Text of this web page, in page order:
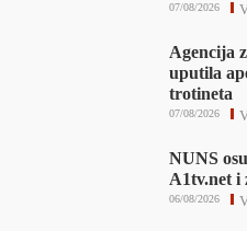
07/08/2026
Agencija
uputila
trotineta
07/08/2026
NUNS
A1tv.net i
06/08/2026